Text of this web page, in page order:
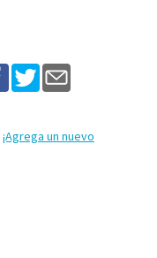
¡Agrega un nuevo